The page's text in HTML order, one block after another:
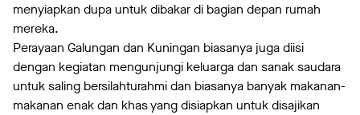
menyiapkan dupa untuk dibakar di bagian depan rumah
mereka.
Perayaan Galungan dan Kuningan biasanya juga diisi
dengan kegiatan mengunjungi keluarga dan sanak saudara
untuk saling bersilahturahmi dan biasanya banyak makanan-
makanan enak dan khas yang disiapkan untuk disajikan